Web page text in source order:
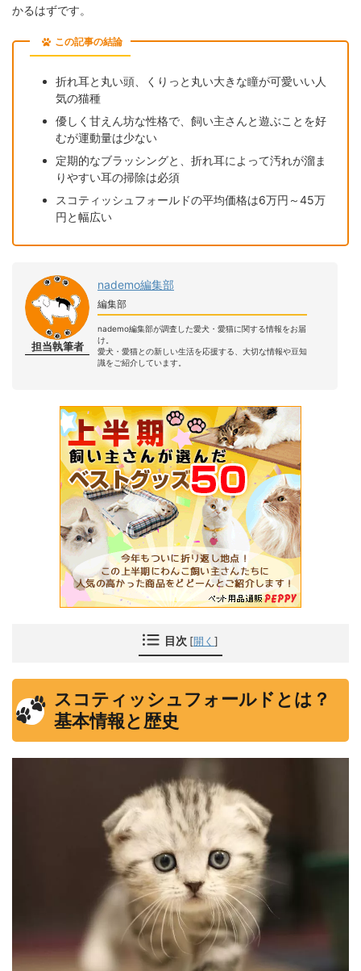
かるはずです。
この記事の結論
折れ耳と丸い頭、くりっと丸い大きな瞳が可愛いい人
気の猫種
優しく甘えん坊な性格で、飼い主さんと遊ぶことを好
むが運動量は少ない
定期的なブラッシングと、折れ耳によって汚れが溜ま
りやすい耳の掃除は必須
スコティッシュフォールドの平均価格は6万円～45万
円と幅広い
担当執筆者
nademo編集部
編集部
nademo編集部が調査した愛犬・愛猫に関する情報をお届
け。
愛犬・愛猫との新しい生活を応援する、大切な情報や豆知
識をご紹介しています。
目次 [開く ]
スコティッシュフォールドとは？
基本情報と歴史